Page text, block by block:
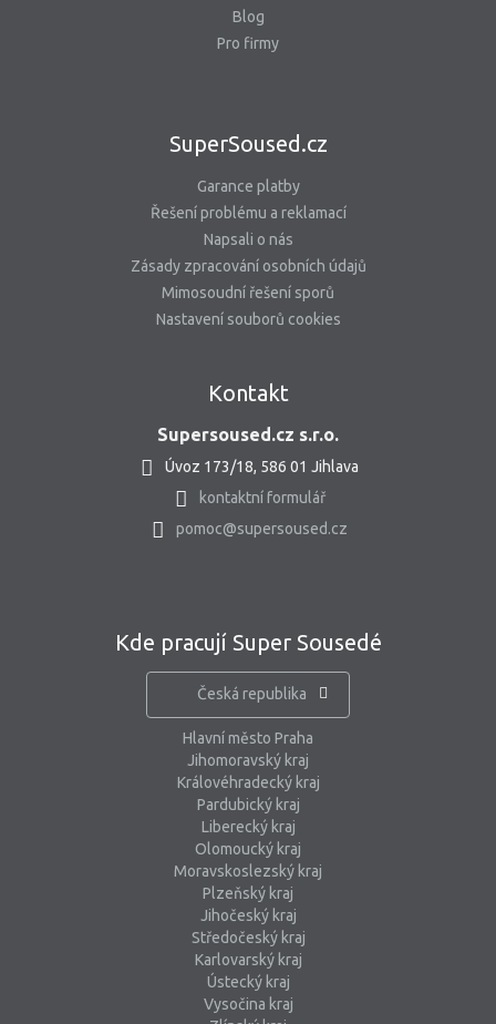
Blog
Pro firmy
SuperSoused.cz
Garance platby
Řešení problému a reklamací
Napsali o nás
Zásady zpracování osobních údajů
Mimosoudní řešení sporů
Nastavení souborů cookies
Kontakt
Supersoused.cz s.r.o.
Úvoz 173/18, 586 01 Jihlava
kontaktní formulář
pomoc@supersoused.cz
Kde pracují Super Sousedé
Česká republika
Hlavní město Praha
Jihomoravský kraj
Královéhradecký kraj
Pardubický kraj
Liberecký kraj
Olomoucký kraj
Moravskoslezský kraj
Plzeňský kraj
Jihočeský kraj
Středočeský kraj
Karlovarský kraj
Ústecký kraj
Vysočina kraj